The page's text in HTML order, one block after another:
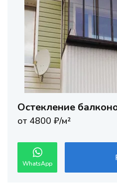
Остекление
от 4800 ₽/м²
WhatsApp